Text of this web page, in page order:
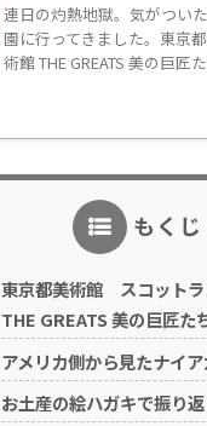
連日の灼熱地獄。気がつい
園に行ってきました。東京
術館 THE GREATS 美の巨
もくじ
東京都美術館 スコットラ
THE GREATS 美の巨匠た
アメリカ側から見たナイ
お土産の絵ハガキで振り返